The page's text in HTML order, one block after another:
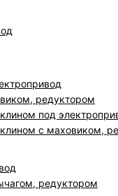
редуктором
под
с маховиком,
редуктором